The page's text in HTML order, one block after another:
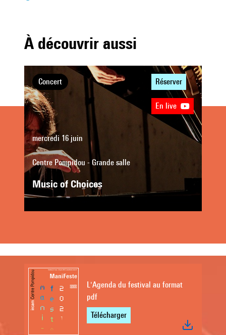
À découvrir aussi
Concert Réserver
En live
mercredi 16 juin
Centre Pompidou - Grande salle
Music of Choices
L'Agenda du festival au format
pdf
Télécharger